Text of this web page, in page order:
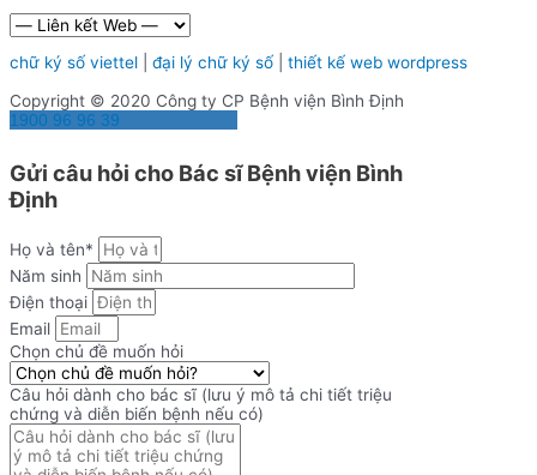
chữ ký số viettel đại lý chữ ký số
thiết kế web wordpress
Copyright © 2020 Công ty CP Bệnh viện Bình Định
1900 96 96 39
Gửi câu hỏi cho Bác sĩ Bệnh viện Bình
Định
Họ và tên*
Năm sinh
Điện thoại
Email
Chọn chủ đề muốn hỏi
Câu hỏi dành cho bác sĩ (lưu ý mô tả chi tiết triệu
chứng và diễn biến bệnh nếu có)